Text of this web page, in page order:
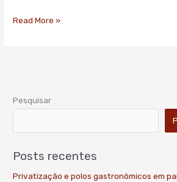
Read More »
Pesquisar
Posts recentes
Privatização e polos gastronômicos em